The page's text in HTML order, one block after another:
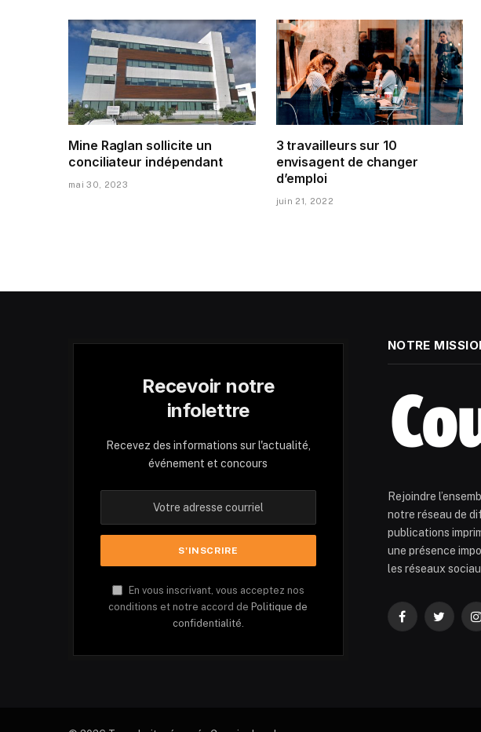
Mine Raglan sollicite un
conciliateur indépendant
mai 30, 2023
3 travailleurs sur 10
envisagent de changer
d’emploi
juin 21, 2022
Recevoir notre
infolettre
Recevez des informations sur l'actualité,
événement et concours
En vous inscrivant, vous acceptez nos
conditions et notre accord de Politique de
confidentialité.
NOTRE
Rejoindre
notre réseau de
publications
une présence
les réseaux
FacebookTwitter